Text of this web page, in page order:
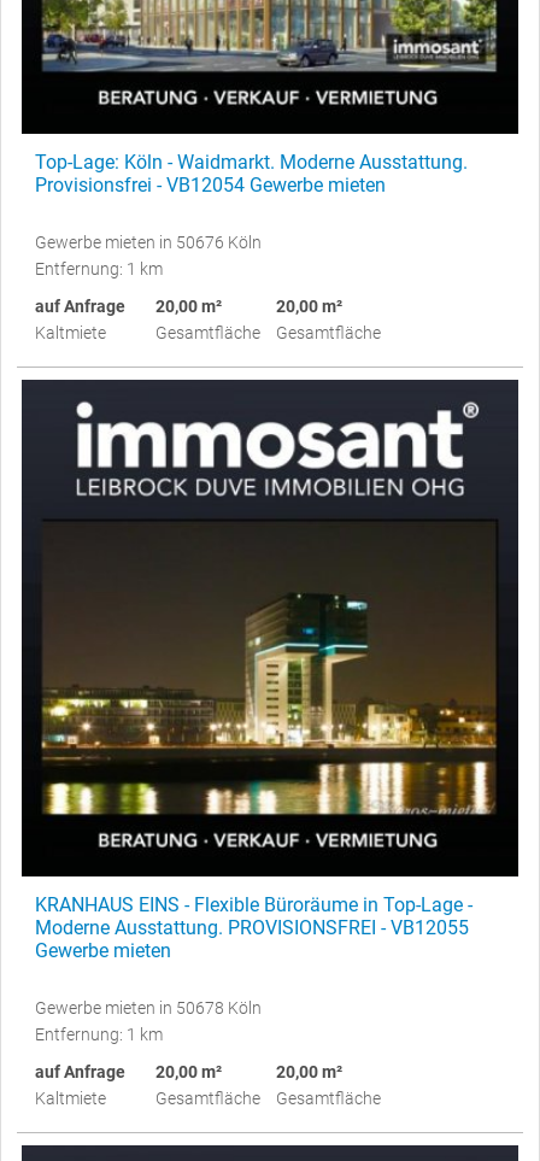
Top-Lage: Köln - Waidmarkt. Moderne Ausstattung.
Provisionsfrei - VB12054 Gewerbe mieten
Gewerbe mieten in 50676 Köln
Entfernung: 1 km
auf Anfrage
Kaltmiete
20,00 m²
Gesamtfläche
20,00 m²
Gesamtfläche
KRANHAUS EINS - Flexible Büroräume in Top-Lage -
Moderne Ausstattung. PROVISIONSFREI - VB12055
Gewerbe mieten
Gewerbe mieten in 50678 Köln
Entfernung: 1 km
auf Anfrage
Kaltmiete
20,00 m²
Gesamtfläche
20,00 m²
Gesamtfläche